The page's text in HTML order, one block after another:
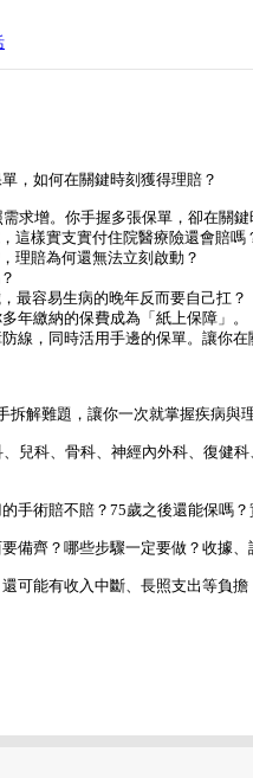
，如何在關鍵時刻獲得理賠？
求增。你手握多張保單，卻在關
這樣實支實付住院醫療險還會賠嗎
理賠為何還無法立刻啟動？
最容易生病的晚年反而要自己扛？
年繳納的保費成為「紙上保障」
線，同時活用手邊的保單。讓你
解難題，讓你一次就掌握疾病與
兒科、骨科、神經內外科、復健
手術賠不賠？75歲之後還能保嗎
備齊？哪些步驟一定要做？收據
可能有收入中斷、長照支出等負